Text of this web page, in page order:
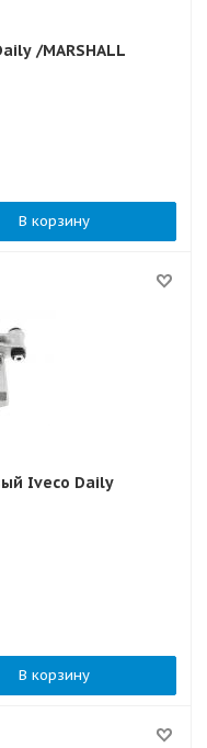
/MARSHALL
В корзину
Iveco Daily
В корзину